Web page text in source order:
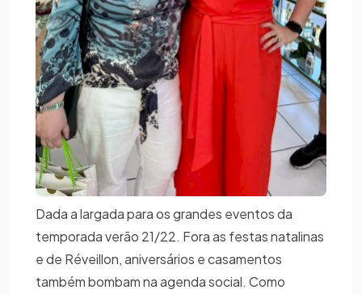
Dada a largada para os grandes eventos da
temporada verão 21/22. Fora as festas natalinas
e de Réveillon, aniversários e casamentos
também bombam na agenda social. Como